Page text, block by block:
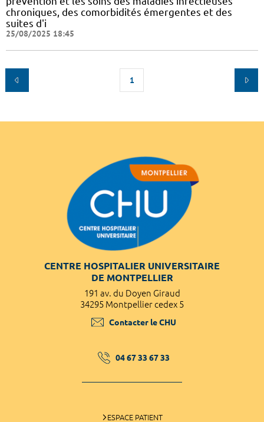
chroniques, des comorbidités émergentes et des
suites d'i
25/08/2025 18:45
1
CENTRE HOSPITALIER UNIVERSITAIRE
DE MONTPELLIER
191 av. du Doyen Giraud
34295 Montpellier cedex 5
Contacter le CHU
04 67 33 67 33
ESPACE PATIENT